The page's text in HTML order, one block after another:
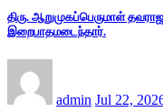
திரு. ஆறுமுகப்பெருமாள்
இறைபாதமடைந்தார்.
admin Jul 22,